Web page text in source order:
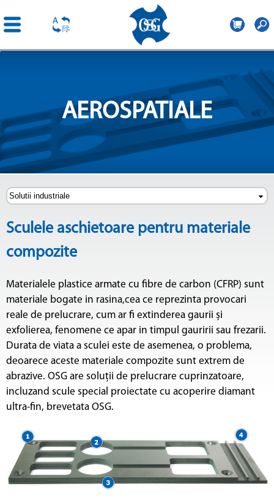
Romania
AEROSPATIALE
Sculele aschietoare pentru materiale
compozite
Materialele plastice armate cu fibre de carbon (CFRP) sunt
materiale bogate in rasina,cea ce reprezinta provocari
reale de prelucrare, cum ar fi extinderea gaurii și
exfolierea, fenomene ce apar in timpul gauririi sau frezarii.
Durata de viata a sculei este de asemenea, o problema,
deoarece aceste materiale compozite sunt extrem de
abrazive. OSG are soluții de prelucrare cuprinzatoare,
incluzand scule special proiectate cu acoperire diamant
ultra-fin, brevetata OSG.